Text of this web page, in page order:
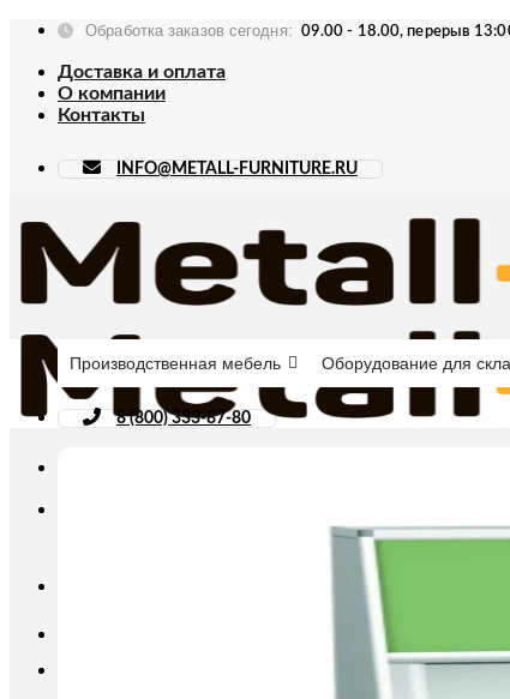
Skip
content
Обработка заказов сегодня: 09.00 - 18.00, перерыв
Доставка и оплата
О компании
Контакты
INFO@METALL-FURNITURE.RU
Производственная мебель Оборудование для
8 (800) 333-87-80